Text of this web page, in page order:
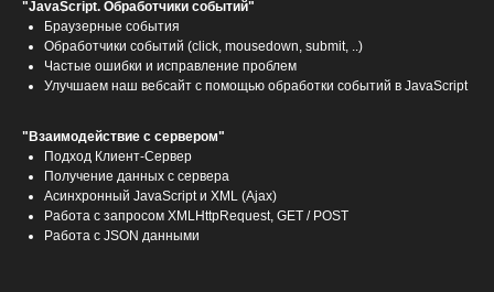
"JavaScript. Обработчики событий"
Браузерные события
Обработчики событий (click, mousedown, submit, ..)
Частые ошибки и исправление проблем
Улучшаем наш вебсайт с помощью обработки событий в JavaScript
"Взаимодействие с сервером"
Подход Клиент-Сервер
Получение данных с сервера
Асинхронный JavaScript и XML (Ajax)
Работа с запросом XMLHttpRequest, GET / POST
Работа с JSON данными